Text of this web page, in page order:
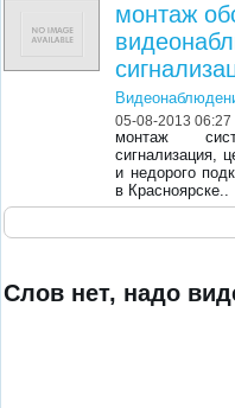
монтаж
05-08-2013 06:27
монтаж
сигнализация,
и недорого
в Красноярске..
Слов нет, надо